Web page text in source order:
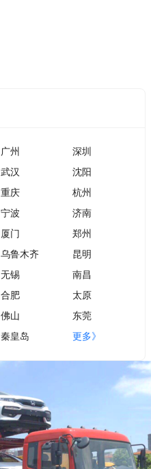
广州
深圳
武汉
沈阳
重庆
杭州
宁波
济南
厦门
郑州
乌鲁木齐
昆明
无锡
南昌
合肥
太原
佛山
东莞
秦皇岛 更多》